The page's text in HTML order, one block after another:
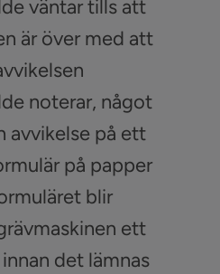
väntar tills att
är över med att
noterar, något
avvikelse på ett
på papper
blir
ett
det lämnas